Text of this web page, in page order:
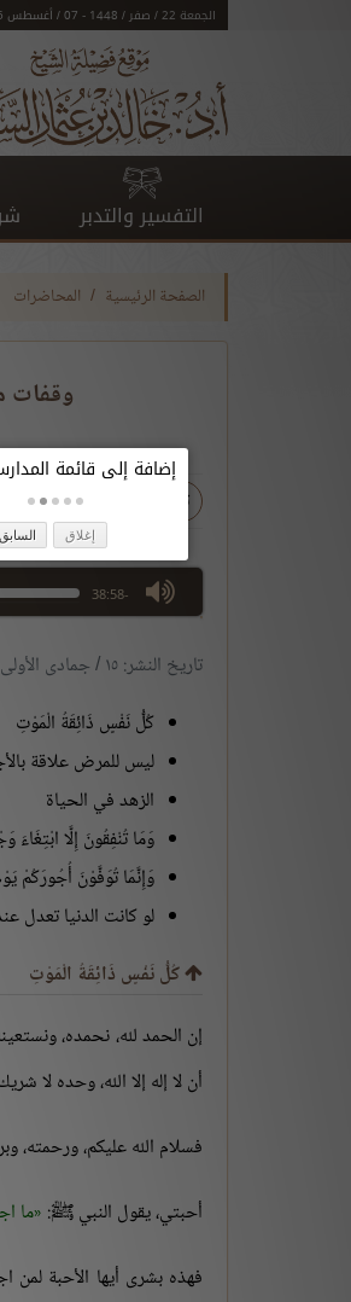
الجمعة 22 / صفر / 1448 - 07 / أغسطس 2026
التفسير والتدبر
الصفحة الرئيسية المحاضرات
وقفات
تحميل
-38:58
volume
تاريخ النشر: ١٥ / جمادى الأولى / ١٤٣٧
كُلُّ نَفْسٍ ذَائِقَةُ الْمَوْتِ
ليس للمرض علاقة
الزهد في الحياة
وَمَا تُنْفِقُونَ إِلَّا ابْتِغَاءَ
وَإِنَّمَا تُوَفَّوْنَ أُجُورَكُمْ
لو كانت الدنيا تعدل
كُلُّ نَفْسٍ ذَائِقَةُ الْمَوْتِ
إن الحمد لله، نحمده،
أن لا إله إلا الله، وحده لا
فسلام الله عليكم، ورحمته،
أحبتي، يقول النبي ﷺ: ما
فهذه بشرى أيها الأحبة لمن
إغلاق السابق